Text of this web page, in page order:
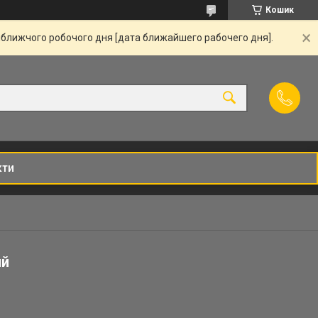
Кошик
робочого дня [дата ближайшего рабочего дня].